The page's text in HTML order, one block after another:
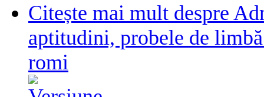
Citește mai mult despre
aptitudini, probele de
romi